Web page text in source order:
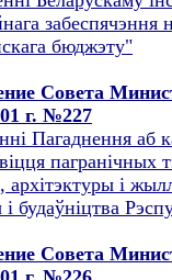
забеспячэння
бюджэту"
Совета
г. №227
Пагаднення аб
архiтэктуры i
i будаўнiцтва
Совета